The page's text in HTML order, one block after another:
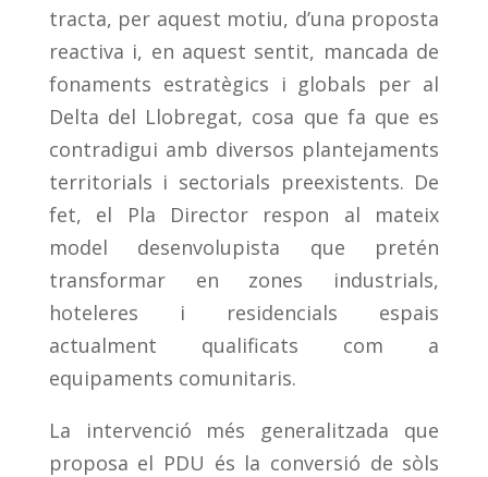
tracta, per aquest motiu, d’una proposta
reactiva i, en aquest sentit, mancada de
fonaments estratègics i globals per al
Delta del Llobregat, cosa que fa que es
contradigui amb diversos plantejaments
territorials i sectorials preexistents. De
fet, el Pla Director respon al mateix
model desenvolupista que pretén
transformar en zones industrials,
hoteleres i residencials espais
actualment qualificats com a
equipaments comunitaris.
La intervenció més generalitzada que
proposa el PDU és la conversió de sòls